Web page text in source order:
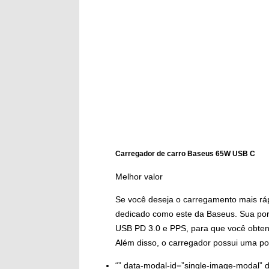
Carregador de carro Baseus 65W USB C
Melhor valor
Se você deseja o carregamento mais
dedicado como este da Baseus. Sua
USB PD 3.0 e PPS, para que você
Além disso, o carregador possui uma
“” data-modal-id=”single-image-